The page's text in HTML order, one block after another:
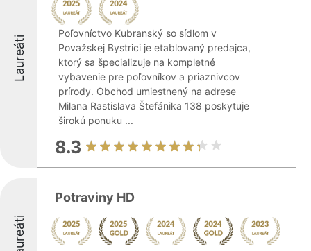
Laureáti
Poľovníctvo Kubranský so sídlom v
Považskej Bystrici je etablovaný predajca,
ktorý sa špecializuje na kompletné
vybavenie pre poľovníkov a priaznivcov
prírody. Obchod umiestnený na adrese
Milana Rastislava Štefánika 138 poskytuje
širokú ponuku ...
8.3
Laureáti
Potraviny HD